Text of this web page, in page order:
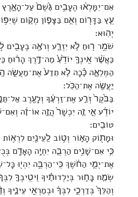
אִם־יִמָּלְא֨וּ הֶעָבִ֥ים גֶּ֙שֶׁם֙ עַל־הָאָ֣רֶץ
עֵ֛ץ בַּדָּר֖וֹם וְאִ֣ם בַּצָּפ֑וֹן מְק֛וֹם
יְהֽוּא׃
שֹׁמֵ֥ר ר֖וּחַ לֹ֣א יִזְרָ֑ע וְרֹאֶ֥ה בֶעָבִ֖ים
כַּאֲשֶׁ֨ר אֵֽינְךָ֤ יוֹדֵ֙עַ֙ מַה־דֶּ֣רֶךְ הָר֔וּחַ
הַמְּלֵאָ֑ה כָּ֗כָה לֹ֤א תֵדַע֙ אֶת־מַעֲשֵׂ֣ה
יַעֲשֶׂ֖ה אֶת־הַכֹּֽל׃
בַּבֹּ֙קֶר֙ זְרַ֣ע אֶת־זַרְעֶ֔ךָ וְלָעֶ֖רֶב
יוֹדֵ֜ע אֵ֣י זֶ֤ה יִכְשָׁר֙ הֲזֶ֣ה אוֹ־זֶ֔ה
טוֹבִֽים׃
וּמָת֖וֹק הָא֑וֹר וְט֥וֹב לַֽעֵינַ֖יִם
כִּ֣י אִם־שָׁנִ֥ים הַרְבֵּ֛ה יִחְיֶ֥ה הָאָדָ֖ם
אֶת־יְמֵ֣י הַחֹ֔שֶׁךְ כִּֽי־הַרְבֵּ֥ה יִהְי֖וּ
שְׂמַ֧ח בָּח֣וּר בְּיַלְדוּתֶ֗יךָ וִֽיטִֽיבְךָ֤
וְהַלֵּךְ֙ בְּדַרְכֵ֣י לִבְּךָ֔ וּבְמַרְאֵ֖י עֵינֶ֑יךָ